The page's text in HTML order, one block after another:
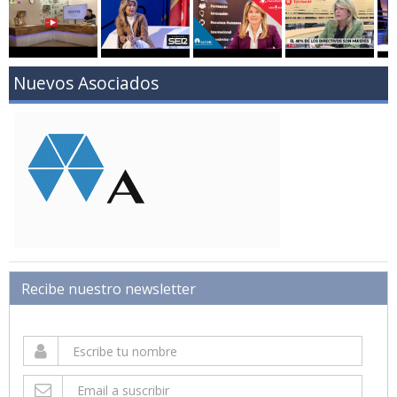
Nuevos Asociados
Recibe nuestro newsletter